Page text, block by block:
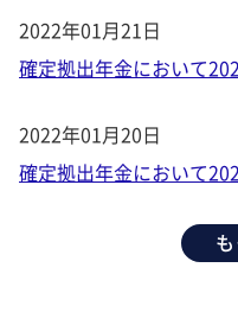
2022年01月21日
確定拠出年金において
2022年01月20日
確定拠出年金において